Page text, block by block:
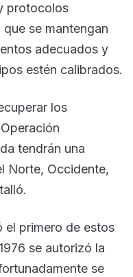
protocolos
se mantengan
adecuados y
estén calibrados.
los
tendrán una
Norte, Occidente,
el primero de estos
se autorizó la
se